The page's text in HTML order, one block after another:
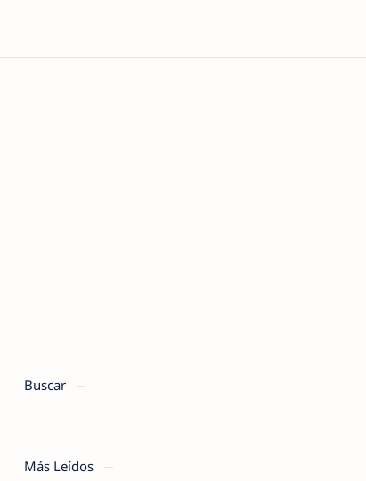
Buscar
Más Leídos